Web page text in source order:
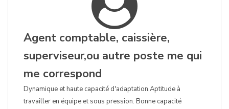
Agent comptable, caissière,
superviseur,ou autre poste me qui
me correspond
Dynamique et haute capacité d'adaptation.Aptitude à
travailler en équipe et sous pression. Bonne capacité